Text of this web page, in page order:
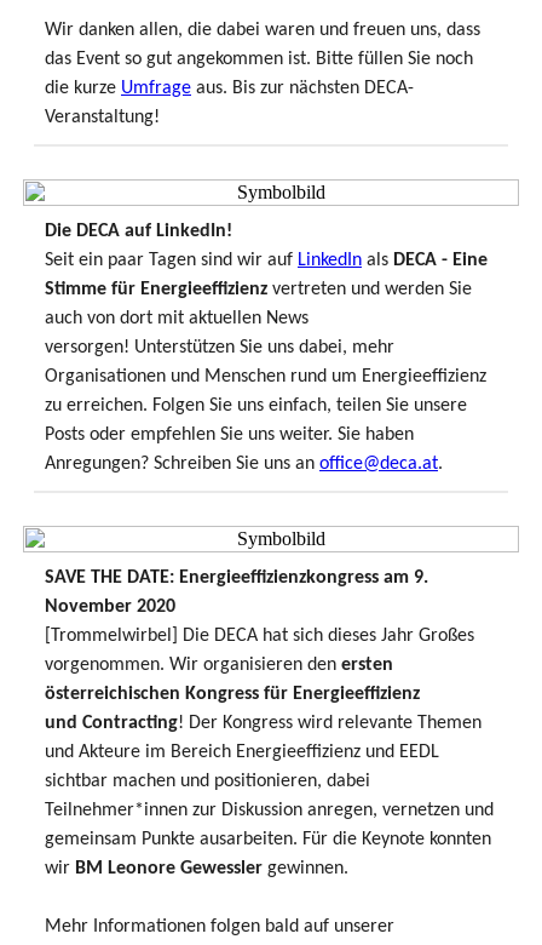
Wir danken allen, die dabei waren und freuen uns, dass
das Event so gut angekommen ist. Bitte füllen Sie noch
die kurze Umfrage aus. Bis zur nächsten DECA-
Veranstaltung!
Die DECA auf LinkedIn!
Seit ein paar Tagen sind wir auf LinkedIn als DECA - Eine
Stimme für Energieeffizienz vertreten und werden Sie
auch von dort mit aktuellen News
versorgen! Unterstützen Sie uns dabei, mehr
Organisationen und Menschen rund um Energieeffizienz
zu erreichen. Folgen Sie uns einfach, teilen Sie unsere
Posts oder empfehlen Sie uns weiter. Sie haben
Anregungen? Schreiben Sie uns an office@deca.at.
SAVE THE DATE: Energieeffizienzkongress am 9.
November 2020
[Trommelwirbel] Die DECA hat sich dieses Jahr Großes
vorgenommen. Wir organisieren den ersten
österreichischen Kongress für Energieeffizienz
und Contracting! Der Kongress wird relevante Themen
und Akteure im Bereich Energieeffizienz und EEDL
sichtbar machen und positionieren, dabei
Teilnehmer*innen zur Diskussion anregen, vernetzen und
gemeinsam Punkte ausarbeiten. Für die Keynote konnten
wir BM Leonore Gewessler gewinnen.
Mehr Informationen folgen bald auf unserer